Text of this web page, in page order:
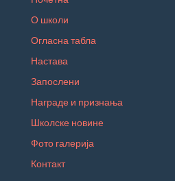
О школи
Огласна табла
Настава
Запослени
Награде и признања
Школске новине
Фото галерија
Контакт